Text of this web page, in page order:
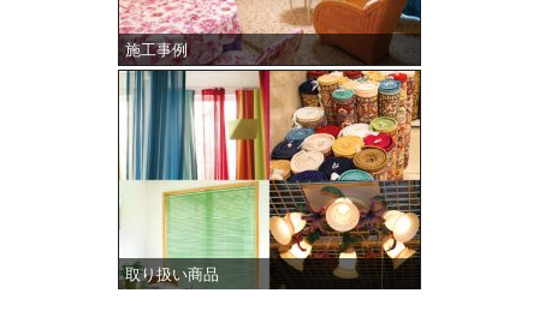
施工事例
取り扱い商品